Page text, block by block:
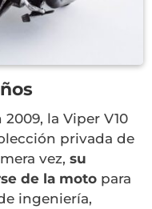
la Viper V10
privada de
vez,su
de la moto para
ingeniería,